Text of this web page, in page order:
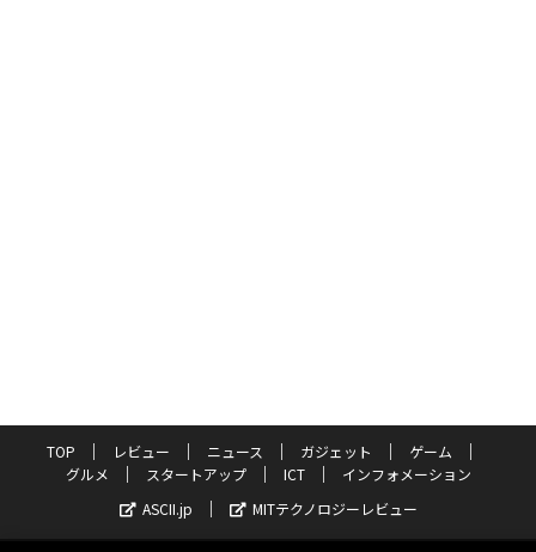
TOP レビュー ニュース ガジェット
ゲーム
グルメ
スタートアップ ICT
インフォメーション
ASCII.jp
MITテクノロジーレビュー